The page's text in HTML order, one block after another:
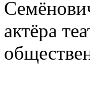
актёра